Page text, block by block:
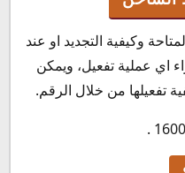
وكيفية التجديد او عند
اي عملية تفعيل، ويمكن
تفعيلها من خلال الرقم.